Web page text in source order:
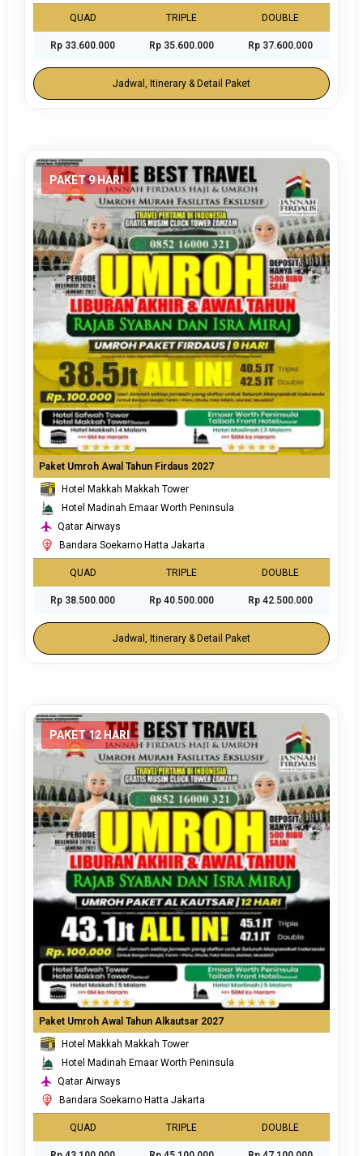
QUAD TRIPLE DOUBLE
Rp 33.600.000 Rp 35.600.000 Rp 37.600.000
Jadwal, Itinerary & Detail Paket
PAKET 9 HARI
Paket Umroh Awal Tahun Firdaus 2027
Hotel Makkah Makkah Tower
Hotel Madinah Emaar Worth Peninsula
Qatar Airways
Bandara Soekarno Hatta Jakarta
QUAD TRIPLE DOUBLE
Rp 38.500.000 Rp 40.500.000 Rp 42.500.000
Jadwal, Itinerary & Detail Paket
PAKET 12 HARI
Paket Umroh Awal Tahun Alkautsar 2027
Hotel Makkah Makkah Tower
Hotel Madinah Emaar Worth Peninsula
Qatar Airways
Bandara Soekarno Hatta Jakarta
QUAD TRIPLE DOUBLE